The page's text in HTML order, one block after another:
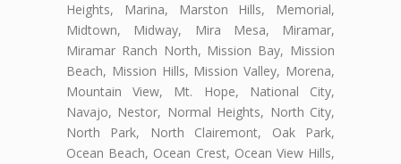
Heights, Marina, Marston Hills, Memorial,
Midtown, Midway, Mira Mesa, Miramar,
Miramar Ranch North, Mission Bay, Mission
Beach, Mission Hills, Mission Valley, Morena,
Mountain View, Mt. Hope, National City,
Navajo, Nestor, Normal Heights, North City,
North Park, North Clairemont, Oak Park,
Ocean Beach, Ocean Crest, Ocean View Hills,